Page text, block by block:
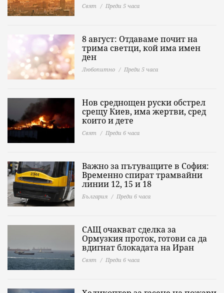
Свят Преди 5 часа
8 август: Отдаваме почит на
трима светци, кой има имен
ден
Любопитно Преди 5 часа
Нов среднощен руски обстрел
срещу Киев, има жертви, сред
които и дете
Свят Преди 6 часа
Важно за пътуващите в София:
Временно спират трамвайни
линии 12, 15 и 18
България Преди 6 часа
САЩ очакват сделка за
Ормузкия проток, готови са да
вдигнат блокадата на Иран
Свят Преди 6 часа